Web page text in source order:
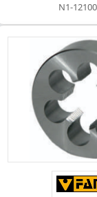
N1-